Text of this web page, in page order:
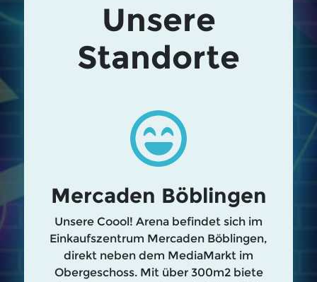
Unsere
Standorte
Mercaden Böblingen
Unsere Coool! Arena befindet sich im
Einkaufszentrum Mercaden Böblingen,
direkt neben dem MediaMarkt im
Obergeschoss. Mit über 300m2 biete